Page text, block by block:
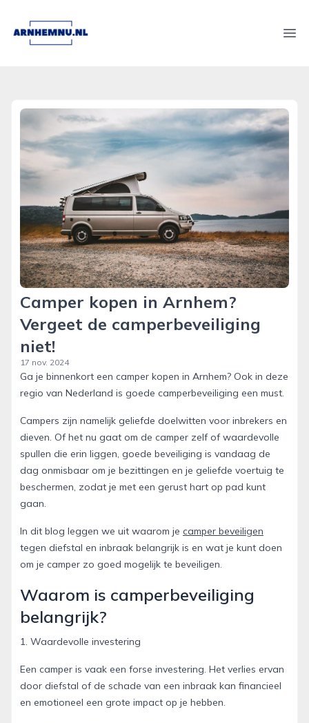
arnhemnu.nl
Camper kopen in Arnhem?
Vergeet de camperbeveiliging
niet!
17 nov. 2024
Ga je binnenkort een camper kopen in Arnhem? Ook in deze
regio van Nederland is goede camperbeveiliging een must.
Campers zijn namelijk geliefde doelwitten voor inbrekers en
dieven. Of het nu gaat om de camper zelf of waardevolle
spullen die erin liggen, goede beveiliging is vandaag de
dag onmisbaar om je bezittingen en je geliefde voertuig te
beschermen, zodat je met een gerust hart op pad kunt
gaan.
In dit blog leggen we uit waarom je camper beveiligen
tegen diefstal en inbraak belangrijk is en wat je kunt doen
om je camper zo goed mogelijk te beveiligen.
Waarom is camperbeveiliging
belangrijk?
1. Waardevolle investering
Een camper is vaak een forse investering. Het verlies ervan
door diefstal of de schade van een inbraak kan financieel
en emotioneel een grote impact op je hebben.